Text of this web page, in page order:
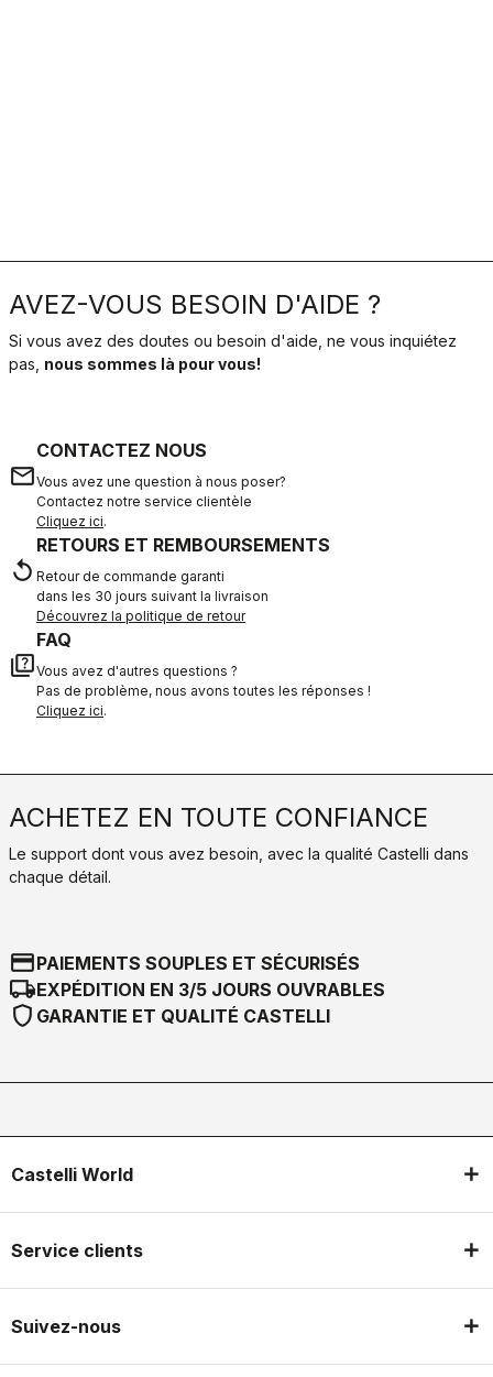
AVEZ-VOUS BESOIN D'AIDE ?
Si vous avez des doutes ou besoin d'aide, ne vous inquiétez
pas, nous sommes là pour vous!
email
CONTACTEZ NOUS
Vous avez une question à nous poser?
Contactez notre service clientèle
Cliquez ici.
replay
RETOURS ET REMBOURSEMENTS
Retour de commande garanti
dans les 30 jours suivant la livraison
Découvrez la politique de retour
quiz
FAQ
Vous avez d'autres questions ?
Pas de problème, nous avons toutes les réponses !
Cliquez ici.
ACHETEZ EN TOUTE CONFIANCE
Le support dont vous avez besoin, avec la qualité Castelli dans
chaque détail.
credit_cardPAIEMENTS SOUPLES ET SÉCURISÉS
local_shippingEXPÉDITION EN 3/5 JOURS OUVRABLES
shield GARANTIE ET QUALITÉ CASTELLI
Castelli World
Service clients
Suivez-nous